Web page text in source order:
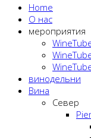
Home
О нас
мероприятия
винодельни
Вина
Cевер